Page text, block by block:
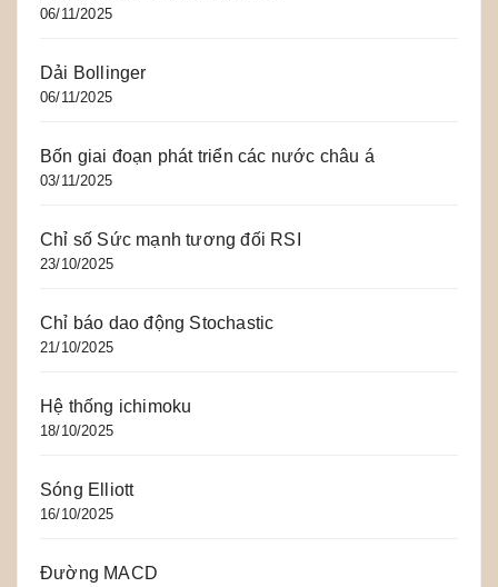
06/11/2025
Dải Bollinger
06/11/2025
Bốn giai đoạn phát triển các nước châu á
03/11/2025
Chỉ số Sức mạnh tương đối RSI
23/10/2025
Chỉ báo dao động Stochastic
21/10/2025
Hệ thống ichimoku
18/10/2025
Sóng Elliott
16/10/2025
Đường MACD